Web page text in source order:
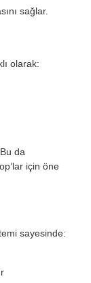
sağlar.
olarak:
da
için öne
sayesinde: